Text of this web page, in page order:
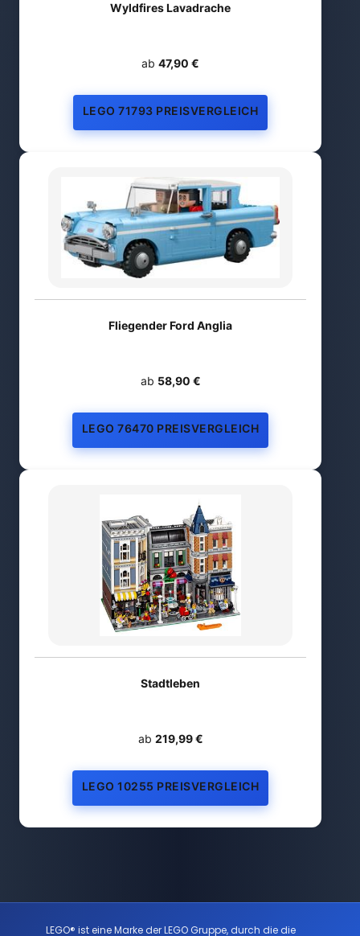
Wyldfires Lavadrache
ab 47,90 €
LEGO 71793 PREISVERGLEICH
Fliegender Ford Anglia
ab 58,90 €
LEGO 76470 PREISVERGLEICH
Stadtleben
ab 219,99 €
LEGO 10255 PREISVERGLEICH
LEGO® ist eine Marke der LEGO Gruppe, durch die die